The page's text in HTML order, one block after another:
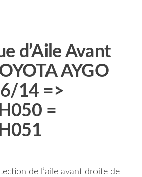
d’Aile Avant
AYGO
14 =>
=
de l’aile avant droite de